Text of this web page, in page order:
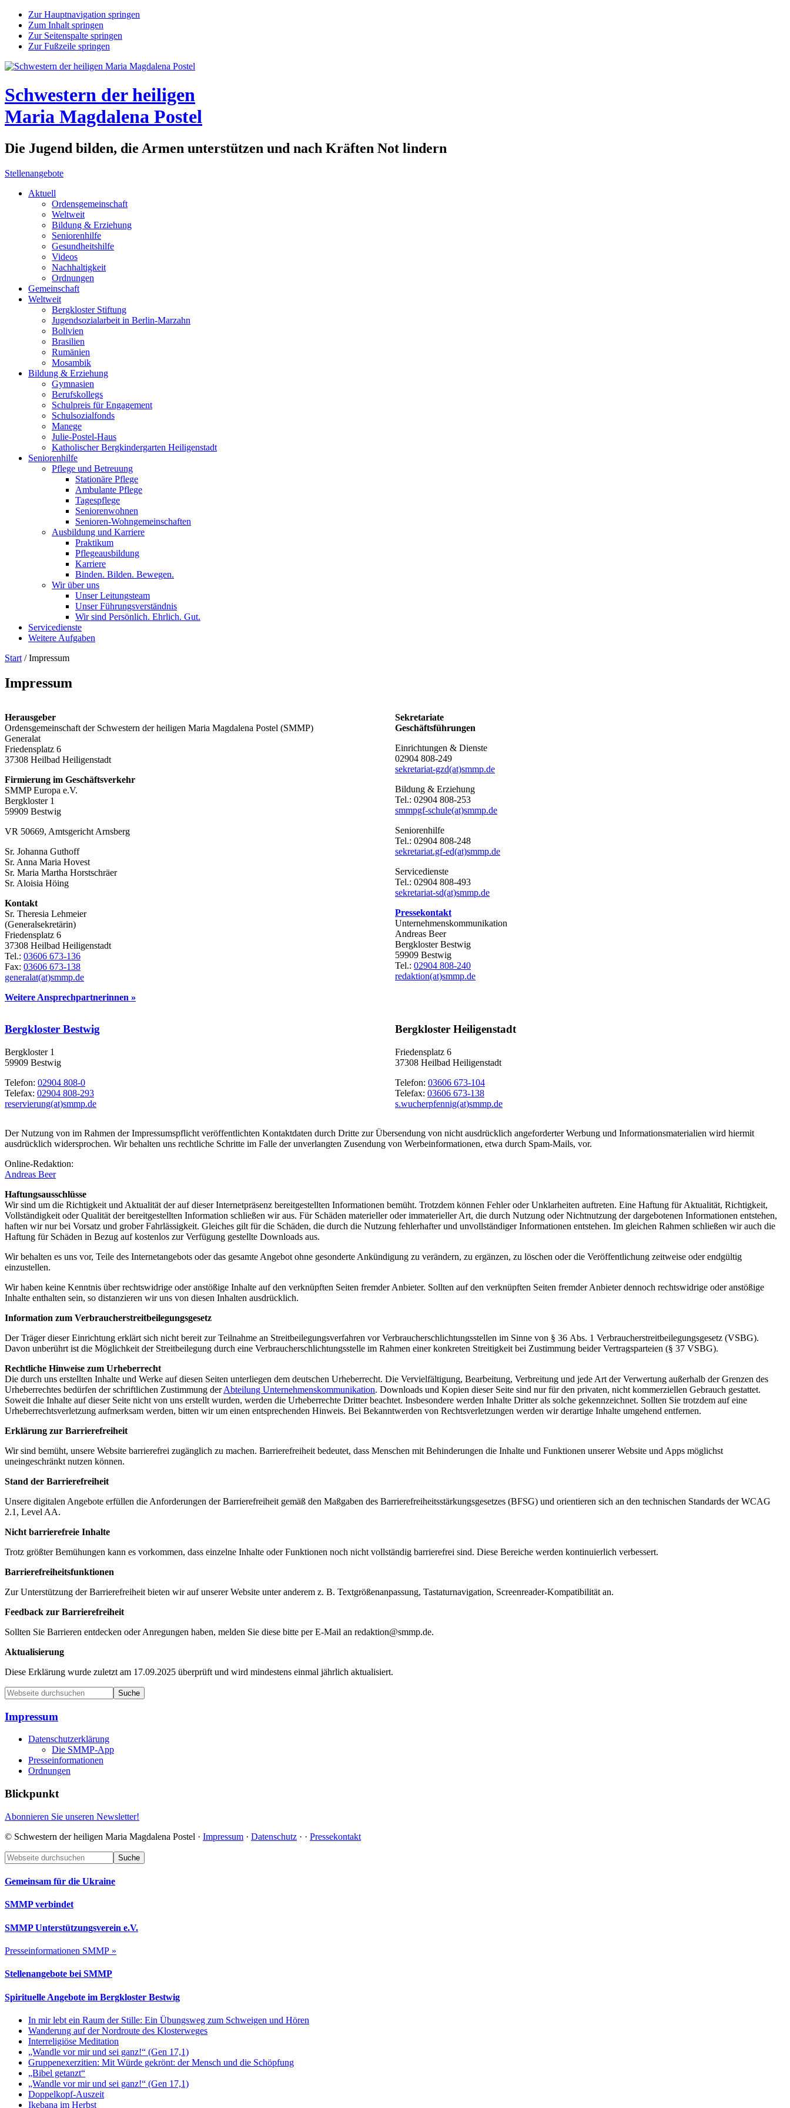
Zur Hauptnavigation springen
Zum Inhalt springen
Zur Seitenspalte springen
Zur Fußzeile springen
Schwestern der heiligen
Maria Magdalena Postel
Die Jugend bilden, die Armen unterstützen und nach Kräften Not lindern
Stellenangebote
Aktuell
Ordensgemeinschaft
Weltweit
Bildung & Erziehung
Seniorenhilfe
Gesundheitshilfe
Videos
Nachhaltigkeit
Ordnungen
Gemeinschaft
Weltweit
Bergkloster Stiftung
Jugendsozialarbeit in Berlin-Marzahn
Bolivien
Brasilien
Rumänien
Mosambik
Bildung & Erziehung
Gymnasien
Berufskollegs
Schulpreis für Engagement
Schulsozialfonds
Manege
Julie-Postel-Haus
Katholischer Bergkindergarten Heiligenstadt
Seniorenhilfe
Pflege und Betreuung
Stationäre Pflege
Ambulante Pflege
Tagespflege
Seniorenwohnen
Senioren-Wohn­ge­mein­schaf­ten
Ausbildung und Karriere
Praktikum
Pflegeausbildung
Karriere
Binden. Bilden. Bewegen.
Wir über uns
Unser Leitungsteam
Unser Führungsverständnis
Wir sind Persönlich. Ehrlich. Gut.
Servicedienste
Weitere Aufgaben
Start /Impressum
Impressum
Herausgeber
Ordensgemeinschaft der Schwestern der heiligen Maria Magdalena Postel (SMMP)
Generalat
Friedensplatz 6
37308 Heilbad Heiligenstadt
Firmierung im Geschäftsverkehr
SMMP Europa e.V.
Bergkloster 1
59909 Bestwig
VR 50669, Amtsgericht Arnsberg
Sr. Johanna Guthoff
Sr. Anna Maria Hovest
Sr. Maria Martha Horstschräer
Sr. Aloisia Höing
Kontakt
Sr. Theresia Lehmeier
(Generalsekretärin)
Friedensplatz 6
37308 Heilbad Heiligenstadt
Tel.: 03606 673-136
Fax: 03606 673-138
generalat(at)smmp.de
Weitere Ansprechpartnerinnen »
Sekretariate
Geschäftsführungen
Einrichtungen & Dienste
02904 808-249
sekretariat-gzd(at)smmp.de
Bildung & Erziehung
Tel.: 02904 808-253
smmpgf-schule(at)smmp.de
Seniorenhilfe
Tel.: 02904 808-248
sekretariat.gf-ed(at)smmp.de
Servicedienste
Tel.: 02904 808-493
sekretariat-sd(at)smmp.de
Pressekontakt
Unternehmens­kommunikation
Andreas Beer
Bergkloster Bestwig
59909 Bestwig
Tel.: 02904 808-240
redaktion(at)smmp.de
Bergkloster Bestwig
Bergkloster 1
59909 Bestwig
Telefon: 02904 808-0
Telefax: 02904 808-293
reservierung(at)smmp.de
Bergkloster Heiligenstadt
Friedensplatz 6
37308 Heilbad Heiligenstadt
Telefon: 03606 673-104
Telefax: 03606 673-138
s.wucherpfennig(at)smmp.de
Der Nutzung von im Rahmen der Impressumspflicht veröffentlichten Kontaktdaten durch Dritte zur Übersendung von nicht ausdrücklich angeforderter Werbung und Informationsmaterialien wird hiermit
ausdrücklich widersprochen. Wir behalten uns rechtliche Schritte im Falle der unverlangten Zusendung von Werbeinformationen, etwa durch Spam-Mails, vor.
Online-Redaktion:
Andreas Beer
Haftungsausschlüsse
Wir sind um die Richtigkeit und Aktualität der auf dieser Internetpräsenz bereitgestellten Informationen bemüht. Trotzdem können Fehler oder Unklarheiten auftreten. Eine Haftung für Aktualität, Richtigkeit,
Vollständigkeit oder Qualität der bereitgestellten Information schließen wir aus. Für Schäden materieller oder immaterieller Art, die durch Nutzung oder Nichtnutzung der dargebotenen Informationen entstehen,
haften wir nur bei Vorsatz und grober Fahrlässigkeit. Gleiches gilt für die Schäden, die durch die Nutzung fehlerhafter und unvollständiger Informationen entstehen. Im gleichen Rahmen schließen wir auch die
Haftung für Schäden in Bezug auf kostenlos zur Verfügung gestellte Downloads aus.
Wir behalten es uns vor, Teile des Internetangebots oder das gesamte Angebot ohne gesonderte Ankündigung zu verändern, zu ergänzen, zu löschen oder die Veröffentlichung zeitweise oder endgültig
einzustellen.
Wir haben keine Kenntnis über rechtswidrige oder anstößige Inhalte auf den verknüpften Seiten fremder Anbieter. Sollten auf den verknüpften Seiten fremder Anbieter dennoch rechtswidrige oder anstößige
Inhalte enthalten sein, so distanzieren wir uns von diesen Inhalten ausdrücklich.
Information zum Verbraucherstreitbeilegungsgesetz
Der Träger dieser Einrichtung erklärt sich nicht bereit zur Teilnahme an Streitbeilegungsverfahren vor Verbraucherschlichtungsstellen im Sinne von § 36 Abs. 1 Verbraucherstreitbeilegungsgesetz (VSBG).
Davon unberührt ist die Möglichkeit der Streitbeilegung durch eine Verbraucherschlichtungsstelle im Rahmen einer konkreten Streitigkeit bei Zustimmung beider Vertragsparteien (§ 37 VSBG).
Rechtliche Hinweise zum Urheberrecht
Die durch uns erstellten Inhalte und Werke auf diesen Seiten unterliegen dem deutschen Urheberrecht. Die Vervielfältigung, Bearbeitung, Verbreitung und jede Art der Verwertung außerhalb der Grenzen des
Urheberrechtes bedürfen der schriftlichen Zustimmung derAbteilung Unternehmenskommunikation. Downloads und Kopien dieser Seite sind nur für den privaten, nicht kommerziellen Gebrauch gestattet.
Soweit die Inhalte auf dieser Seite nicht von uns erstellt wurden, werden die Urheberrechte Dritter beachtet. Insbesondere werden Inhalte Dritter als solche gekennzeichnet. Sollten Sie trotzdem auf eine
Urheberrechtsverletzung aufmerksam werden, bitten wir um einen entsprechenden Hinweis. Bei Bekanntwerden von Rechtsverletzungen werden wir derartige Inhalte umgehend entfernen.
Erklärung zur Barrierefreiheit
Wir sind bemüht, unsere Website barrierefrei zugänglich zu machen. Barrierefreiheit bedeutet, dass Menschen mit Behinderungen die Inhalte und Funktionen unserer Website und Apps möglichst
uneingeschränkt nutzen können.
Stand der Barrierefreiheit
Unsere digitalen Angebote erfüllen die Anforderungen der Barrierefreiheit gemäß den Maßgaben des Barrierefreiheitsstärkungsgesetzes (BFSG) und orientieren sich an den technischen Standards der WCAG
2.1, Level AA.
Nicht barrierefreie Inhalte
Trotz größter Bemühungen kann es vorkommen, dass einzelne Inhalte oder Funktionen noch nicht vollständig barrierefrei sind. Diese Bereiche werden kontinuierlich verbessert.
Barrierefreiheitsfunktionen
Zur Unterstützung der Barrierefreiheit bieten wir auf unserer Website unter anderem z. B. Textgrößenanpassung, Tastaturnavigation, Screenreader-Kompatibilität an.
Feedback zur Barrierefreiheit
Sollten Sie Barrieren entdecken oder Anregungen haben, melden Sie diese bitte per E-Mail an redaktion@smmp.de.
Aktualisierung
Diese Erklärung wurde zuletzt am 17.09.2025 überprüft und wird mindestens einmal jährlich aktualisiert.
Seitenspalte
Webseite
durchsuchen
Impressum
Datenschutzerklärung
Die SMMP-App
Presseinformationen
Ordnungen
Blickpunkt
Abonnieren Sie unseren Newsletter!
© Schwestern der heiligen Maria Magdalena Postel · Impressum · Datenschutz · · Pressekontakt
Footer
Webseite
durchsuchen
Gemeinsam für die Ukraine
SMMP verbindet
SMMP Unterstützungsverein e.V.
Presseinformationen SMMP »
Stellenangebote bei SMMP
Spirituelle Angebote im Bergkloster Bestwig
In mir lebt ein Raum der Stille: Ein Übungsweg zum Schweigen und Hören
Wanderung auf der Nordroute des Klosterweges
Interreligiöse Meditation
„Wandle vor mir und sei ganz!“ (Gen 17,1)
Gruppenexerzitien: Mit Würde gekrönt: der Mensch und die Schöpfung
„Bibel getanzt“
„Wandle vor mir und sei ganz!“ (Gen 17,1)
Doppelkopf-Auszeit
Ikebana im Herbst